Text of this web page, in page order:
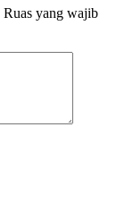
Ruas yang wajib